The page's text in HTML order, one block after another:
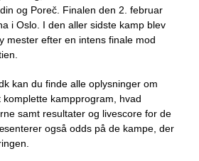
og Poreč. Finalen den 2. februar
i Oslo. I den aller sidste kamp blev
mester efter en intens finale mod
kan du finde alle oplysninger om
kampprogram, hvad
samt resultater og livescore for de
også odds på de kampe, der